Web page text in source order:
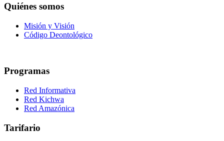
Quiénes somos
Misión y Visión
Código Deontológico
Programas
Red Informativa
Red Kichwa
Red Amazónica
Tarifario